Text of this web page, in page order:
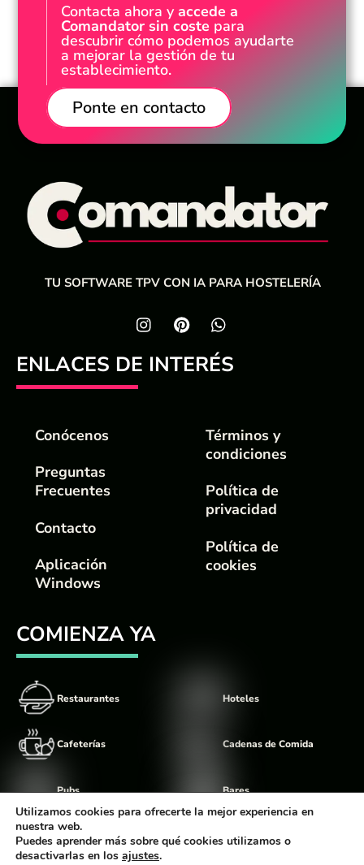
Contacta ahora yaccede a
Comandator sin coste para
descubrir cómo podemos ayudarte
a mejorar la gestión de tu
establecimiento.
Ponte en contacto
TU SOFTWARE TPV CON IA PARA HOSTELERÍA
ENLACES DE INTERÉS
Conócenos
Preguntas
Frecuentes
Contacto
Aplicación
Windows
Términos y
condiciones
Política de
privacidad
Política de
cookies
COMIENZA YA
Restaurantes
Cafeterías
Pubs
Food Trucks
Hoteles
Cadenas de Comida
Bares
Discotecas
Utilizamos cookies para ofrecerte la mejor experiencia en
nuestra web.
Puedes aprender más sobre qué cookies utilizamos o
desactivarlas en los ajustes.